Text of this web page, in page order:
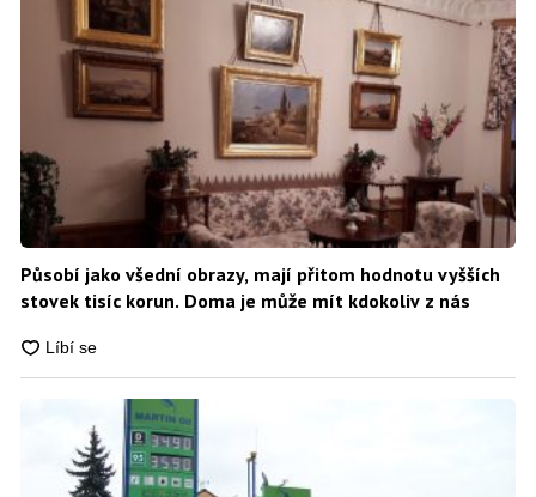
Působí jako všední obrazy, mají přitom hodnotu vyšších
stovek tisíc korun. Doma je může mít kdokoliv z nás